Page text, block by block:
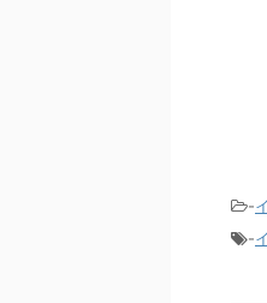
-
-